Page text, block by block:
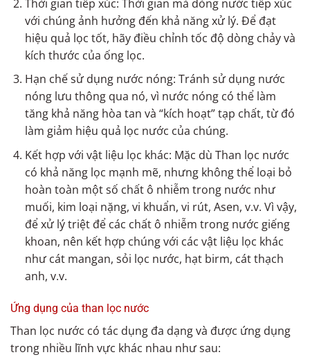
Thời gian tiếp xúc: Thời gian mà dòng nước tiếp xúc
với chúng ảnh hưởng đến khả năng xử lý. Để đạt
hiệu quả lọc tốt, hãy điều chỉnh tốc độ dòng chảy và
kích thước của ống lọc.
Hạn chế sử dụng nước nóng: Tránh sử dụng nước
nóng lưu thông qua nó, vì nước nóng có thể làm
tăng khả năng hòa tan và “kích hoạt” tạp chất, từ đó
làm giảm hiệu quả lọc nước của chúng.
Kết hợp với vật liệu lọc khác: Mặc dù Than lọc nước
có khả năng lọc mạnh mẽ, nhưng không thể loại bỏ
hoàn toàn một số chất ô nhiễm trong nước như
muối, kim loại nặng, vi khuẩn, vi rút, Asen, v.v. Vì vậy,
để xử lý triệt để các chất ô nhiễm trong nước giếng
khoan, nên kết hợp chúng với các vật liệu lọc khác
như cát mangan, sỏi lọc nước, hạt birm, cát thạch
anh, v.v.
Ứng dụng của than lọc nước
Than lọc nước có tác dụng đa dạng và được ứng dụng
trong nhiều lĩnh vực khác nhau như sau: